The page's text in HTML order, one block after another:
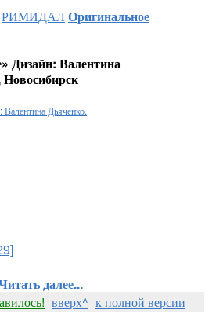
РИМИДАЛОригинальное
Дизайн: Валентина
Дьяченко.
далее...
вверх^ к полной версии